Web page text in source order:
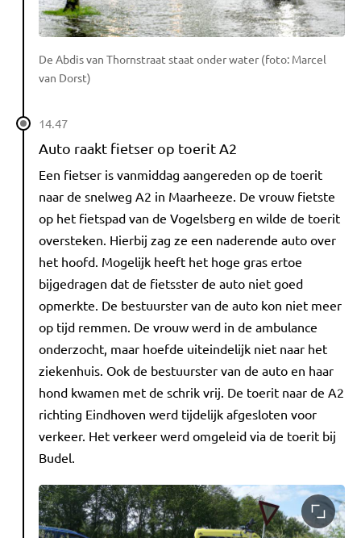
De Abdis van Thornstraat staat onder water (foto: Marcel
van Dorst)
14.47
Auto raakt fietser op toerit A2
Een fietser is vanmiddag aangereden op de toerit
naar de snelweg A2 in Maarheeze. De vrouw fietste
op het fietspad van de Vogelsberg en wilde de toerit
oversteken. Hierbij zag ze een naderende auto over
het hoofd. Mogelijk heeft het hoge gras ertoe
bijgedragen dat de fietsster de auto niet goed
opmerkte. De bestuurster van de auto kon niet meer
op tijd remmen. De vrouw werd in de ambulance
onderzocht, maar hoefde uiteindelijk niet naar het
ziekenhuis. Ook de bestuurster van de auto en haar
hond kwamen met de schrik vrij. De toerit naar de A2
richting Eindhoven werd tijdelijk afgesloten voor
verkeer. Het verkeer werd omgeleid via de toerit bij
Budel.